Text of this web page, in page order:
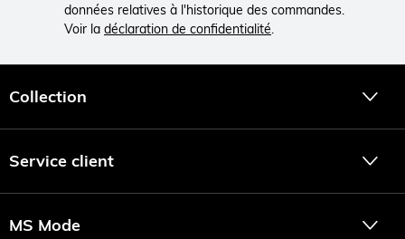
données relatives à l'historique des commandes.
Voir la déclaration de confidentialité
Collection
Service client
MS Mode